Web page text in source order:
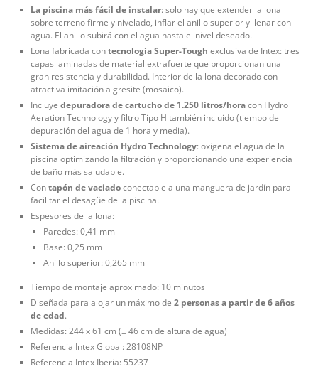
La piscina más fácil de instalar: solo hay que extender la lona
sobre terreno firme y nivelado, inflar el anillo superior y llenar con
agua. El anillo subirá con el agua hasta el nivel deseado.
Lona fabricada contecnología Super-Tough exclusiva de Intex: tres
capas laminadas de material extrafuerte que proporcionan una
gran resistencia y durabilidad. Interior de la lona decorado con
atractiva imitación a gresite (mosaico).
Incluye depuradora de cartucho de 1.250 litros/horacon Hydro
Aeration Technology y filtro Tipo H también incluido (tiempo de
depuración del agua de 1 hora y media).
Sistema de aireación Hydro Technology: oxigena el agua de la
piscina optimizando la filtración y proporcionando una experiencia
de baño más saludable.
Contapón de vaciadoconectable a una manguera de jardín para
facilitar el desagüe de la piscina.
Espesores de la lona:
Paredes: 0,41 mm
Base: 0,25 mm
Anillo superior: 0,265 mm
Tiempo de montaje aproximado: 10 minutos
Diseñada para alojar un máximo de 2 personas a partir de 6 años
de edad.
Medidas: 244 x 61 cm (± 46 cm de altura de agua)
Referencia Intex Global: 28108NP
Referencia Intex Iberia: 55237